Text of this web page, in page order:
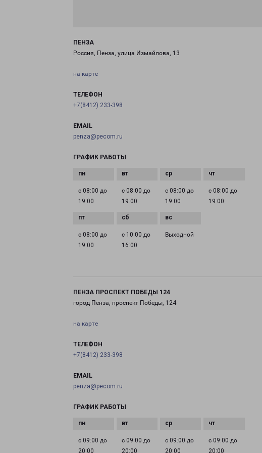
ПЕНЗА
Россия, Пенза, улица Измайлова, 13
на карте
ТЕЛЕФОН
+7(8412) 233-398
EMAIL
penza@pecom.ru
ГРАФИК РАБОТЫ
с 08:00 до
19:00
с 08:00 до
19:00
с 08:00 до
19:00
с 08:00 до
19:00
с 08:00 до
19:00
с 10:00 до
16:00
Выходной
ПЕНЗА ПРОСПЕКТ ПОБЕДЫ 124
город Пенза, проспект Победы, 124
на карте
ТЕЛЕФОН
+7(8412) 233-398
EMAIL
penza@pecom.ru
ГРАФИК РАБОТЫ
с 09:00 до
20:00
с 09:00 до
20:00
с 09:00 до
20:00
с 09:00 до
20:00